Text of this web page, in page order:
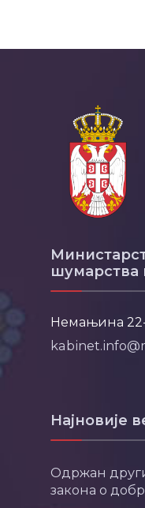
шумарства
Немањина 22-
Најновије
Одржан
закона о